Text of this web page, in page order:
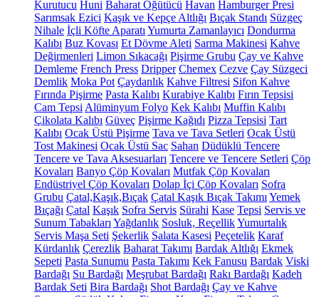
Kurutucu Huni Baharat Öğütücü Havan Hamburger Presi
Sarımsak Ezici Kaşık ve Kepçe Altlığı Bıçak Standı Süzgeç
Nihale İçli Köfte Aparatı Yumurta Zamanlayıcı Dondurma
Kalıbı Buz Kovası Et Dövme Aleti Sarma Makinesi Kahve
Değirmenleri Limon Sıkacağı Pişirme Grubu Çay ve Kahve
Demleme French Press Dripper Chemex Cezve Çay Süzgeci
Demlik Moka Pot Çaydanlık Kahve Filtresi Sifon Kahve
Fırında Pişirme Pasta Kalıbı Kurabiye Kalıbı Fırın Tepsisi
Cam Tepsi Alüminyum Folyo Kek Kalıbı Muffin Kalıbı
Çikolata Kalıbı Güveç Pişirme Kağıdı Pizza Tepsisi Tart
Kalıbı Ocak Üstü Pişirme Tava ve Tava Setleri Ocak Üstü
Tost Makinesi Ocak Üstü Sac Sahan Düdüklü Tencere
Tencere ve Tava Aksesuarları Tencere ve Tencere Setleri Çöp
Kovaları Banyo Çöp Kovaları Mutfak Çöp Kovaları
Endüstriyel Çöp Kovaları Dolap İçi Çöp Kovaları Sofra
Grubu Çatal,Kaşık,Bıçak Çatal Kaşık Bıçak Takımı Yemek
Bıçağı Çatal Kaşık Sofra Servis Sürahi Kase Tepsi Servis ve
Sunum Tabakları Yağdanlık Sosluk, ReçellikYumurtalık
Servis Maşa Seti Şekerlik Salata Kasesi Peçetelik Karaf
Kürdanlık Çerezlik Baharat Takımı Bardak Altlığı Ekmek
Sepeti Pasta Sunumu Pasta Takımı Kek Fanusu Bardak Viski
Bardağı Su Bardağı Meşrubat Bardağı Rakı Bardağı Kadeh
Bardak Seti Bira Bardağı Shot Bardağı Çay ve Kahve